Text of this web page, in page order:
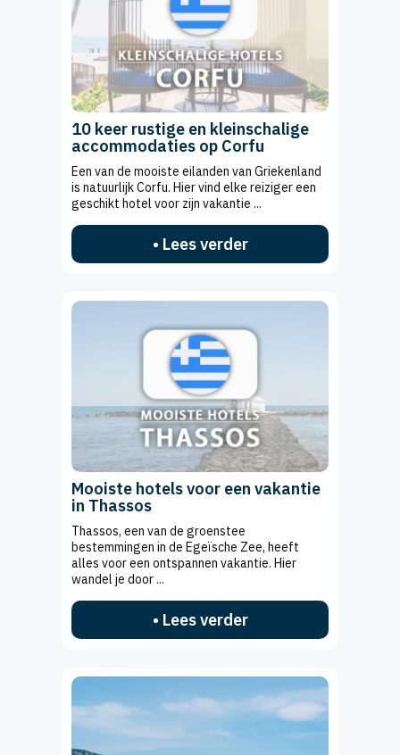
10 keer rustige en kleinschalige
accommodaties op Corfu
Een van de mooiste eilanden van Griekenland
is natuurlijk Corfu. Hier vind elke reiziger een
geschikt hotel voor zijn vakantie ...
• Lees verder
Mooiste hotels voor een vakantie
in Thassos
Thassos, een van de groenstee
bestemmingen in de Egeïsche Zee, heeft
alles voor een ontspannen vakantie. Hier
wandel je door ...
• Lees verder